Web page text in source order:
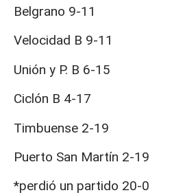
Belgrano 9-11
Velocidad B 9-11
Unión y P. B 6-15
Ciclón B 4-17
Timbuense 2-19
Puerto San Martín 2-19
*perdió un partido 20-0